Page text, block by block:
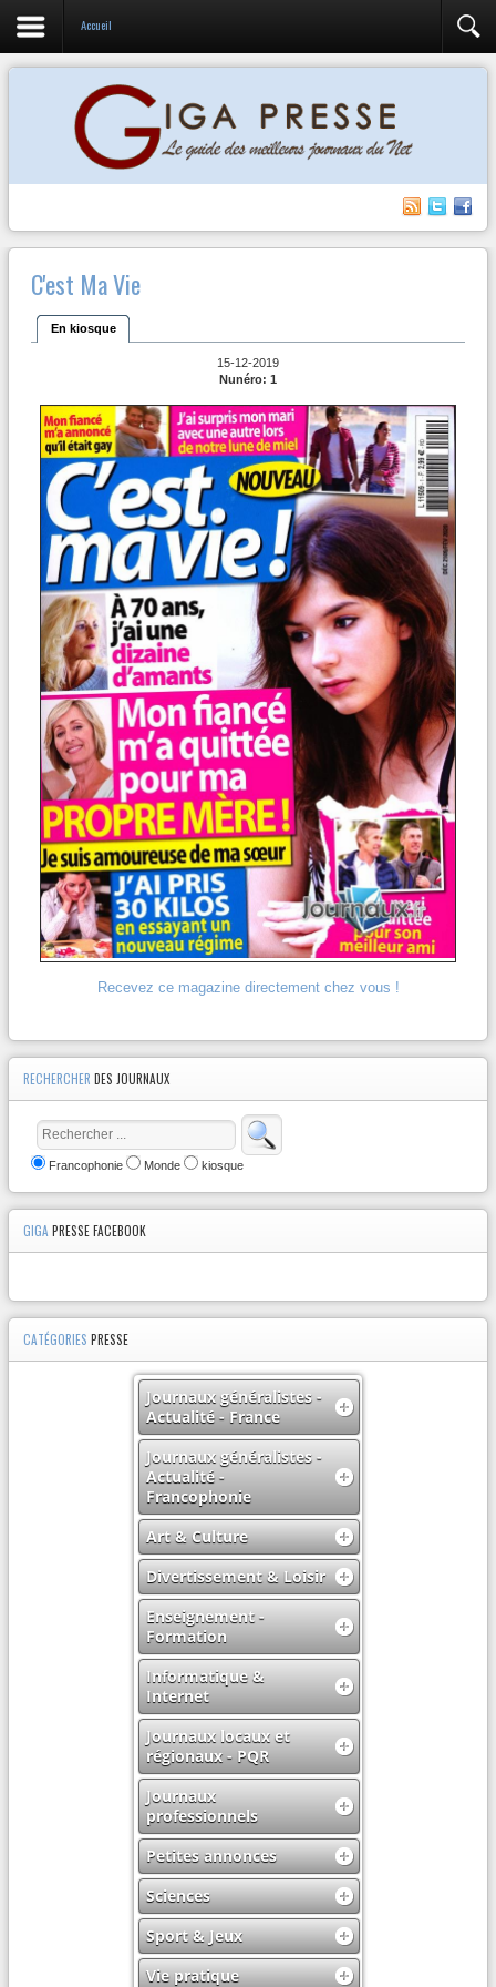
Accueil
C'est Ma Vie
En kiosque
15-12-2019
Nunéro: 1
Recevez ce magazine directement chez vous !
RECHERCHER DES JOURNAUX
Francophonie Monde kiosque
GIGA PRESSE FACEBOOK
CATÉGORIES PRESSE
Journaux généralistes -
Actualité - France
Journaux généralistes -
Actualité -
Francophonie
Art & Culture
Divertissement & Loisir
Enseignement -
Formation
Informatique &
Internet
Journaux locaux et
régionaux - PQR
Journaux
professionnels
Petites annonces
Sciences
Sport & Jeux
Vie pratique